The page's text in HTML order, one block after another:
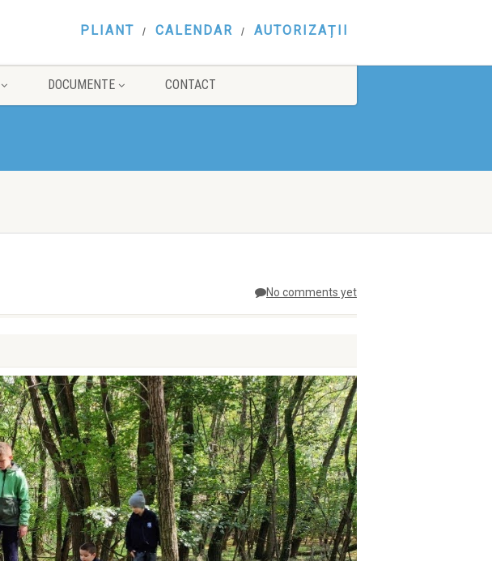
PLIANT CALENDAR AUTORIZAȚII
DOCUMENTE CONTACT
No comments yet